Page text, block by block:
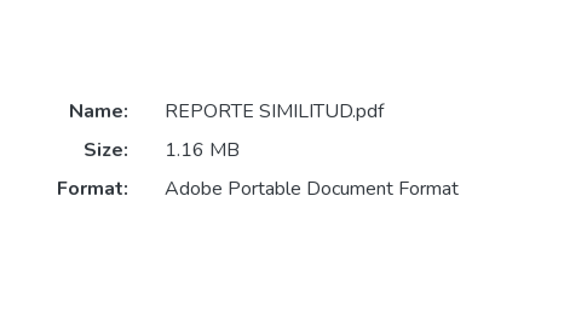
Name:
REPORTE SIMILITUD.pdf
Size:
1.16 MB
Format:
Adobe Portable Document Format